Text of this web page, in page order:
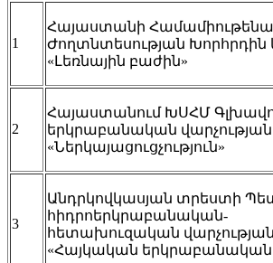
1
Հայաստանի
Ժողտնտեսության Խորհրդին
«Լեռնային բաժին»
2
Հայաստանում ԽՍՀՄ
երկրաբանական վարչության
«Ներկայացուցչություն»
3
Անդրկովկասյան տրեստի
հիդրոերկրաբանական-
հետախուզական վարչության
«Հայկական